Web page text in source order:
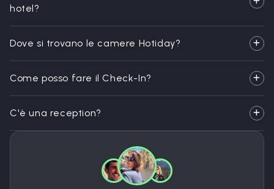
hotel?
Dove si trovano le camere Hotiday?
Come posso fare il Check-In?
C'è una reception?